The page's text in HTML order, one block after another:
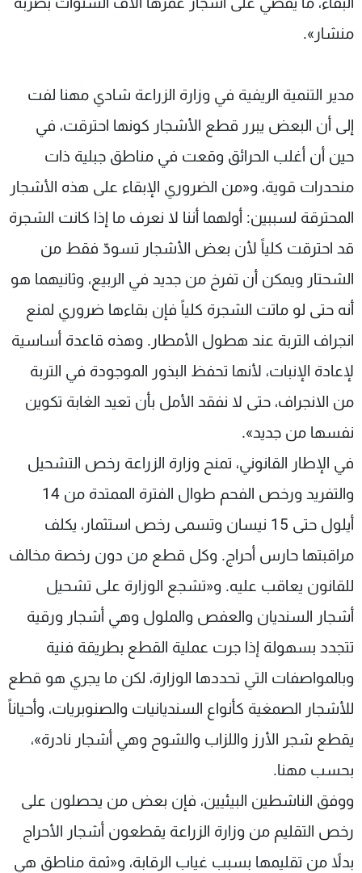
منشار».
مدير التنمية الريفية في وزارة الزراعة شادي مهنا لفت
إلى أن البعض يبرر قطع الأشجار كونها احترقت، في
حين أن أغلب الحرائق وقعت في مناطق جبلية ذات
منحدرات قوية، و«من الضروري الإبقاء على هذه الأشجار
المحترقة لسببين: أولهما أننا لا نعرف ما إذا كانت الشجرة
قد احترقت كلياً لأن بعض الأشجار تسودّ فقط من
الشحتار ويمكن أن تفرخ من جديد في الربيع، وثانيهما هو
أنه حتى لو ماتت الشجرة كلياً فإن بقاءها ضروري لمنع
انجراف التربة عند هطول الأمطار. وهذه قاعدة أساسية
لإعادة الإنبات، لأنها تحفظ البذور الموجودة في التربة
من الانجراف، حتى لا نفقد الأمل بأن تعيد الغابة تكوين
نفسها من جديد».
في الإطار القانوني، تمنح وزارة الزراعة رخص التشحيل
والتفريد ورخص الفحم طوال الفترة الممتدة من 14
أيلول حتى 15 نيسان وتسمى رخص استثمار، يكلف
مراقبتها حارس أحراج. وكل قطع من دون رخصة مخالف
للقانون يعاقب عليه. و«تشجع الوزارة على تشحيل
أشجار السنديان والعفص والملول وهي أشجار ورقية
تتجدد بسهولة إذا جرت عملية القطع بطريقة فنية
وبالمواصفات التي تحددها الوزارة، لكن ما يجري هو قطع
للأشجار الصمغية كأنواع السنديانيات والصنوبريات، وأحياناً
يقطع شجر الأرز واللزاب والشوح وهي أشجار نادرة»،
بحسب مهنا.
ووفق الناشطين البيئيين، فإن بعض من يحصلون على
رخص التقليم من وزارة الزراعة يقطعون أشجار الأحراج
بدلاً من تقليمها بسبب غياب الرقابة، و«ثمة مناطق هي